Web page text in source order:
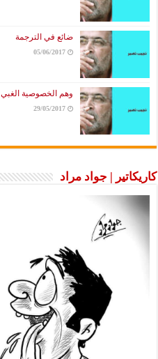
ضائع في الترجمة
05/06/2017
وهم الخصوصية الغبي
29/05/2017
كاريكاتير | جواد مراد